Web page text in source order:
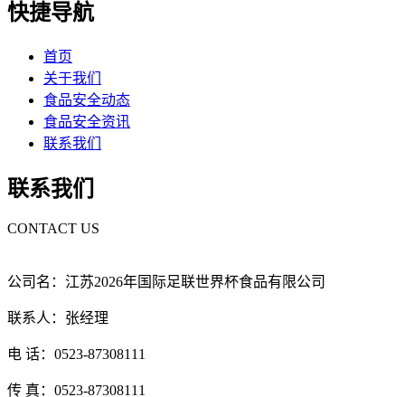
快捷导航
首页
关于我们
食品安全动态
食品安全资讯
联系我们
联系我们
CONTACT US
公司名：江苏2026年国际足联世界杯食品有限公司
联系人：张经理
电 话：0523-87308111
传 真：0523-87308111